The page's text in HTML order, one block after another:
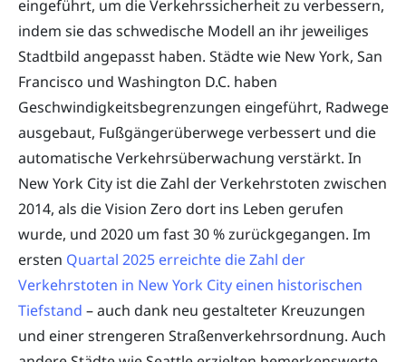
eingeführt, um die Verkehrssicherheit zu verbessern,
indem sie das schwedische Modell an ihr jeweiliges
Stadtbild angepasst haben. Städte wie New York, San
Francisco und Washington D.C. haben
Geschwindigkeitsbegrenzungen eingeführt, Radwege
ausgebaut, Fußgängerüberwege verbessert und die
automatische Verkehrsüberwachung verstärkt. In
New York City ist die Zahl der Verkehrstoten zwischen
2014, als die Vision Zero dort ins Leben gerufen
wurde, und 2020 um fast 30 % zurückgegangen. Im
ersten Quartal 2025 erreichte die Zahl der
Verkehrstoten in New York City einen historischen
Tiefstand – auch dank neu gestalteter Kreuzungen
und einer strengeren Straßenverkehrsordnung. Auch